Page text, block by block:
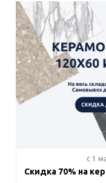
c 1
Скидка 70% на